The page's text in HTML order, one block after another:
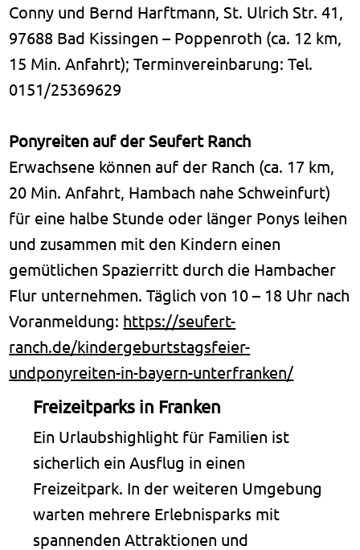
Conny und Bernd Harftmann, St. Ulrich Str. 41,
97688 Bad Kissingen – Poppenroth (ca. 12 km,
15 Min. Anfahrt); Terminvereinbarung: Tel.
0151/25369629
Ponyreiten auf der Seufert Ranch
Erwachsene können auf der Ranch (ca. 17 km,
20 Min. Anfahrt, Hambach nahe Schweinfurt)
für eine halbe Stunde oder länger Ponys leihen
und zusammen mit den Kindern einen
gemütlichen Spazierritt durch die Hambacher
Flur unternehmen. Täglich von 10 – 18 Uhr nach
Voranmeldung: https://seufert-
ranch.de/kindergeburtstagsfeier-
undponyreiten-in-bayern-unterfranken/
Freizeitparks in Franken
Ein Urlaubshighlight für Familien ist
sicherlich ein Ausflug in einen
Freizeitpark. In der weiteren Umgebung
warten mehrere Erlebnisparks mit
spannenden Attraktionen und